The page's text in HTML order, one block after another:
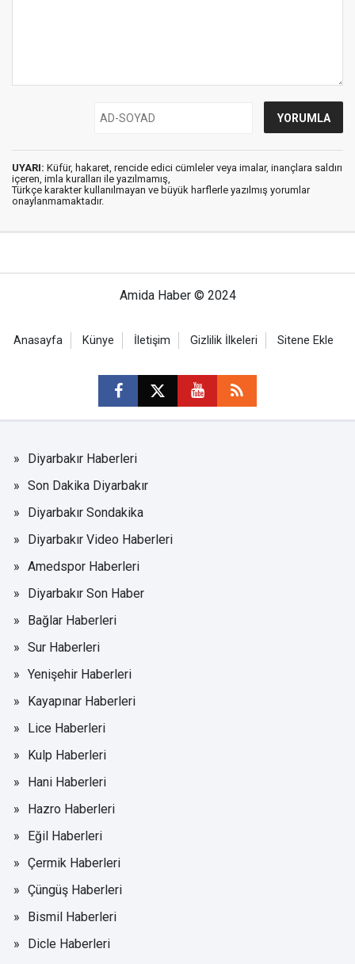
UYARI: Küfür, hakaret, rencide edici cümleler veya imalar, inançlara saldırı
içeren, imla kuralları ile yazılmamış,
Türkçe karakter kullanılmayan ve büyük harflerle yazılmış yorumlar
onaylanmamaktadır.
Amida Haber © 2024
Anasayfa Künye İletişim Gizlilik İlkeleri Sitene Ekle
Diyarbakır Haberleri
Son Dakika Diyarbakır
Diyarbakır Sondakika
Diyarbakır Video Haberleri
Amedspor Haberleri
Diyarbakır Son Haber
Bağlar Haberleri
Sur Haberleri
Yenişehir Haberleri
Kayapınar Haberleri
Lice Haberleri
Kulp Haberleri
Hani Haberleri
Hazro Haberleri
Eğil Haberleri
Çermik Haberleri
Çüngüş Haberleri
Bismil Haberleri
Dicle Haberleri